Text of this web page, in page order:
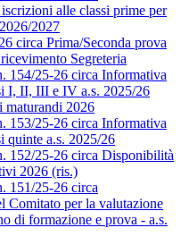
alle classi prime per
2027
circa Prima/Seconda prova
Segreteria
154/25-26 circa Informativa
I, II, III e IV a.s. 2025/26
maturandi 2026
153/25-26 circa Informativa
quinte a.s. 2025/26
152/25-26 circa Disponibilità
2026 (ris.)
151/25-26 circa
Comitato per la valutazione
di formazione e prova - a.s.